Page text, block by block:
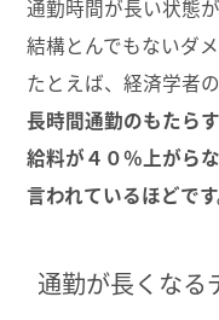
通勤時間が長い状態
結構とんでもないダ
たとえば、経済学者の
長時間通勤のもたら
給料が４０％上がら
言われているほどです
通勤が長くなる